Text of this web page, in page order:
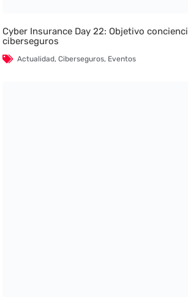
Cyber Insurance Day 22: Objetivo
ciberseguros
Actualidad,Ciberseguros, Eventos